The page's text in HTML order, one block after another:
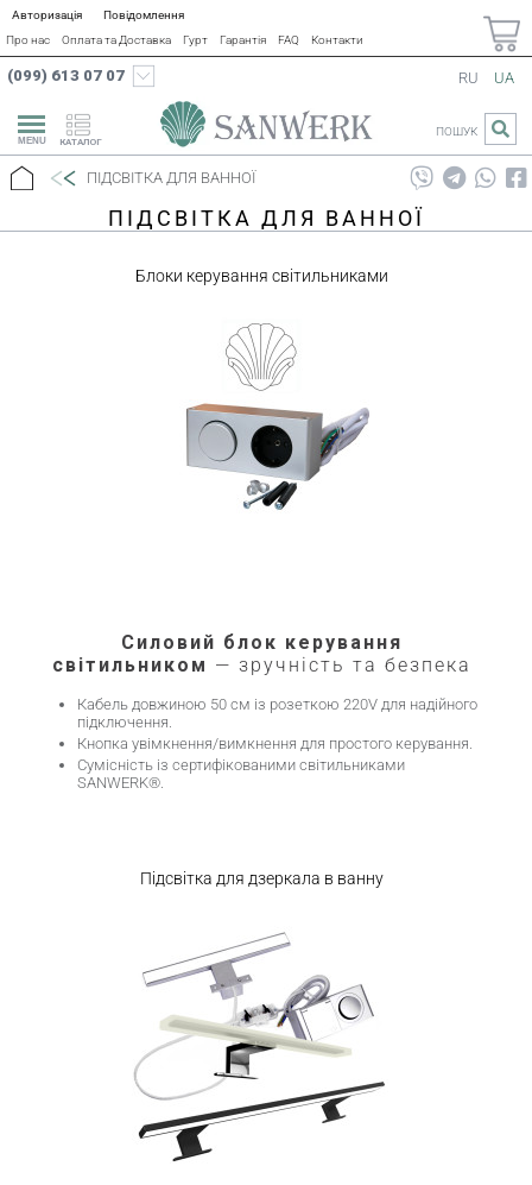
Авторизація
Повідомлення
Про нас
Оплата та Доставка Гурт Гарантія FAQ Контакти
(099) 613 07 07
КАТАЛОГ
RU UA
ПОШУК
ПІДСВІТКА ДЛЯ ВАННОЇ
ПІДСВІТКА ДЛЯ ВАННОЇ
Блоки керування світильниками
Силовий блок керування
світильником — зручність та безпека
Кабель довжиною 50 см із розеткою 220V для надійного
підключення.
Кнопка увімкнення/вимкнення для простого керування.
Сумісність із сертифікованими світильниками
SANWERK®.
Підсвітка для дзеркала в ванну